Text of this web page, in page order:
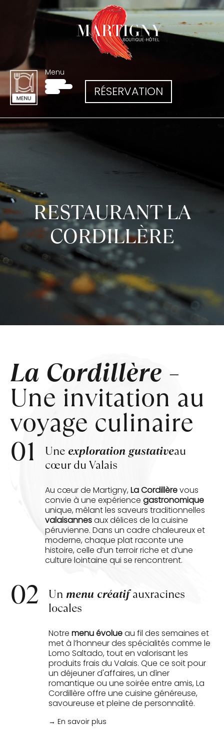
RÉSERVATION
Menu
RESTAURANT LA
CORDILLÈRE
La Cordillère –
Une invitation au
voyage culinaire
01 Une exploration gustativeau
cœur du Valais
Au cœur de Martigny,La Cordillèrevous
convie à une expérience gastronomique
unique, mêlant les saveurs traditionnelles
valaisannesaux délices de la cuisine
péruvienne. Dans un cadre chaleureux et
moderne, chaque plat raconte une
histoire, celle d’un terroir riche et d’une
culture lointaine qui se rencontrent.
02 Un menu créatifauxracines
locales
Notre menu évolueau fil des semaines et
met à l’honneur des spécialités comme le
Lomo Saltado, tout en valorisant les
produits frais du Valais. Que ce soit pour
un déjeuner d'affaires, un dîner
romantique ou une soirée entre amis, La
Cordillère offre une cuisine généreuse,
savoureuse et pleine de personnalité.
→ En savoir plus